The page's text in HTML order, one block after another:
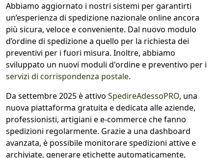
Abbiamo aggiornato i nostri sistemi per garantirti
un’esperienza di spedizione nazionale online ancora
più sicura, veloce e conveniente. Dal nuovo modulo
d’ordine di spedizione a quello per la richiesta dei
preventivi per i fuori misura. Inoltre, abbiamo
sviluppato un nuovi moduli d'ordine e preventivo per i
servizi di corrispondenza postale.
Da settembre 2025 è attivo SpedireAdessoPRO, una
nuova piattaforma gratuita e dedicata alle aziende,
professionisti, artigiani e e‑commerce che fanno
spedizioni regolarmente. Grazie a una dashboard
avanzata, è possibile monitorare spedizioni attive e
archiviate, generare etichette automaticamente,